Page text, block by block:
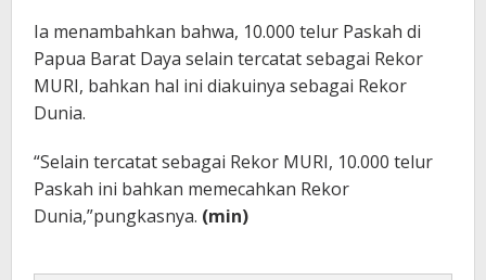
Ia menambahkan bahwa, 10.000 telur Paskah di
Papua Barat Daya selain tercatat sebagai Rekor
MURI, bahkan hal ini diakuinya sebagai Rekor
Dunia.
“Selain tercatat sebagai Rekor MURI, 10.000 telur
Paskah ini bahkan memecahkan Rekor
Dunia,”pungkasnya. (min)